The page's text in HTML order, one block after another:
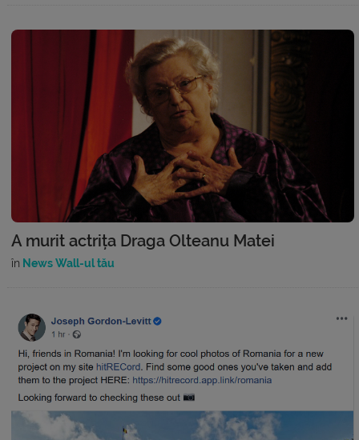
A murit actrița Draga Olteanu Matei
în News Wall-ul tău